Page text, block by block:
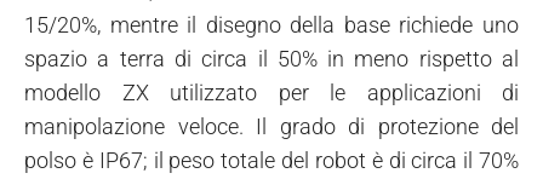
15/20%, mentre il disegno della base richiede uno
spazio a terra di circa il 50% in meno rispetto al
modello ZX utilizzato per le applicazioni di
manipolazione veloce. Il grado di protezione del
polso è IP67; il peso totale del robot è di circa il 70%